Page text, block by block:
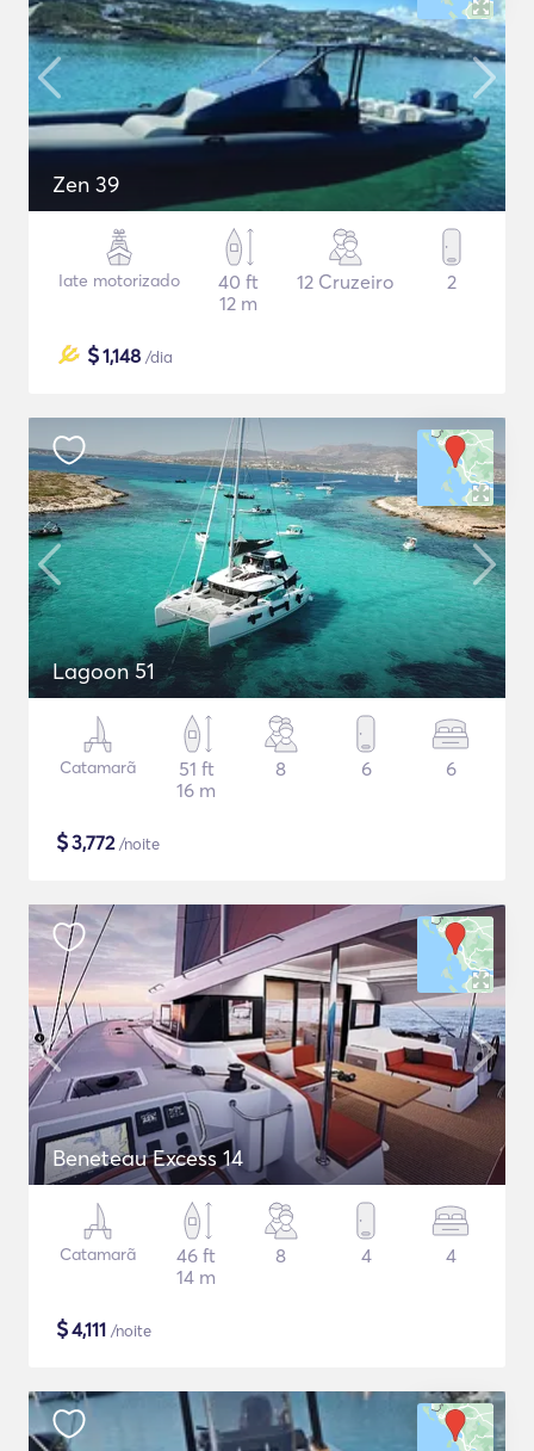
Zen 39
Iate motorizado
40 ft
12 m
12 Cruzeiro 2
$1,148 /dia
Lagoon 51
Catamarã
51 ft
16 m
8 6 6
$3,772/noite
Beneteau Excess 14
Catamarã
46 ft
14 m
8 4 4
$4,111 /noite